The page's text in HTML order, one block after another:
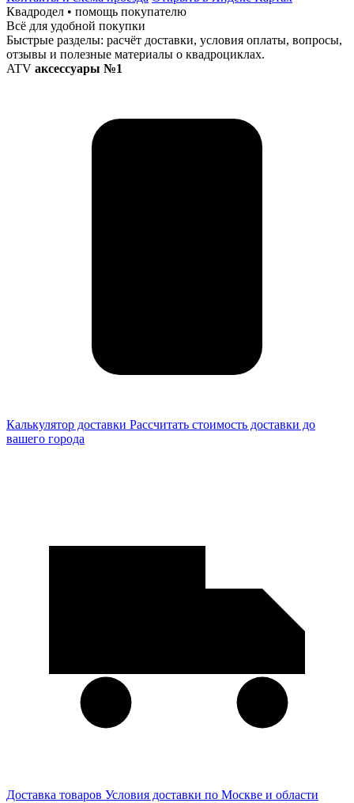
Квадродел • помощь покупателю
Всё для удобной покупки
Быстрые разделы: расчёт доставки, условия оплаты, вопросы,
отзывы и полезные материалы о квадроциклах.
ATV аксессуары №1
Калькулятор доставки Рассчитать стоимость доставки до
вашего города
Доставка товаров Условия доставки по Москве и области